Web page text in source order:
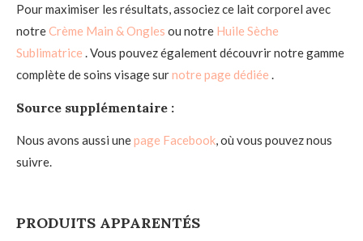
Pour maximiser les résultats, associez ce lait corporel avec
notreCrème Main & Ongles ou notre Huile Sèche
Sublimatrice . Vous pouvez également découvrir notre gamme
complète de soins visage surnotre page dédiée .
Source supplémentaire :
Nous avons aussi unepage Facebook, où vous pouvez nous
suivre.
PRODUITS APPARENTÉS